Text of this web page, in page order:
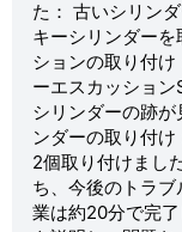
た： 古いシリン
キーシリンダー
ションの取り付
ーエスカッション
シリンダーの跡
ンダーの取り付
2個取り付けまし
ち、今後のトラ
業は約20分で完